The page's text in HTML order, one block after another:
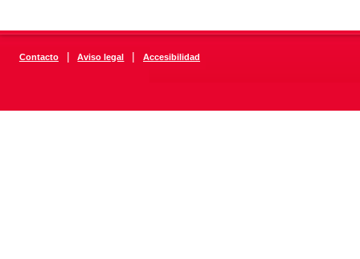
Contacto | Aviso legal | Accesibilidad